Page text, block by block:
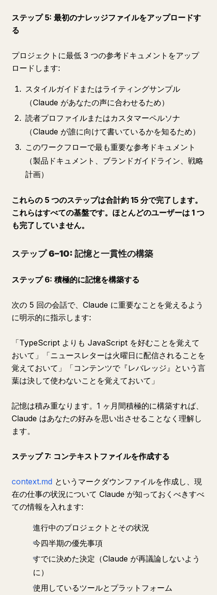
ステップ 5: 最初のナレッジファイルをアップロードす
る
プロジェクトに最低 3 つの参考ドキュメントをアップ
ロードします:
スタイルガイドまたはライティングサンプル
（Claude があなたの声に合わせるため）
読者プロファイルまたはカスタマーペルソナ
（Claude が誰に向けて書いているかを知るため）
このワークフローで最も重要な参考ドキュメント
（製品ドキュメント、ブランドガイドライン、戦略
計画）
これらの 5 つのステップは合計約 15 分で完了します。
これらはすべての基盤です。ほとんどのユーザーは 1 つ
も完了していません。
ステップ 6–10: 記憶と一貫性の構築
ステップ 6: 積極的に記憶を構築する
次の 5 回の会話で、Claude に重要なことを覚えるよう
に明示的に指示します:
「TypeScript よりも JavaScript を好むことを覚えて
おいて」「ニュースレターは火曜日に配信されることを
覚えておいて」「コンテンツで『レバレッジ』という言
葉は決して使わないことを覚えておいて」
記憶は積み重なります。1 ヶ月間積極的に構築すれば、
Claude はあなたの好みを思い出させることなく理解し
ます。
ステップ 7: コンテキストファイルを作成する
context.md というマークダウンファイルを作成し、現
在の仕事の状況について Claude が知っておくべきすべ
ての情報を入れます:
進行中のプロジェクトとその状況
今四半期の優先事項
すでに決めた決定（Claude が再議論しないよう
に）
使用しているツールとプラットフォーム